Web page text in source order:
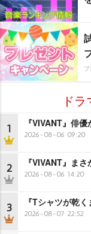
ド
1 『VIVANT』俳
2026-08-06 09:20
2 『VIVANT』ま
2026-08-06 14:20
3 『Tシャツが乾
2026-08-07 22:52